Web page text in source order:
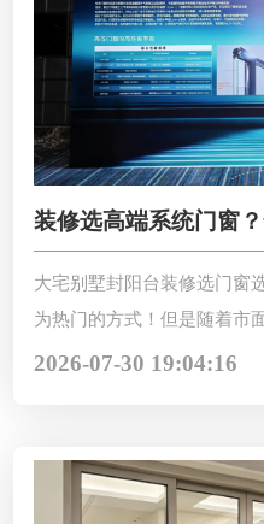
装修选高端系统门窗
看懂就选对！
大宅别墅封阳台装修选门窗
为热门的方式！但是随着市
严重，新手装修业主很难分
2026-07-30 19:04:16